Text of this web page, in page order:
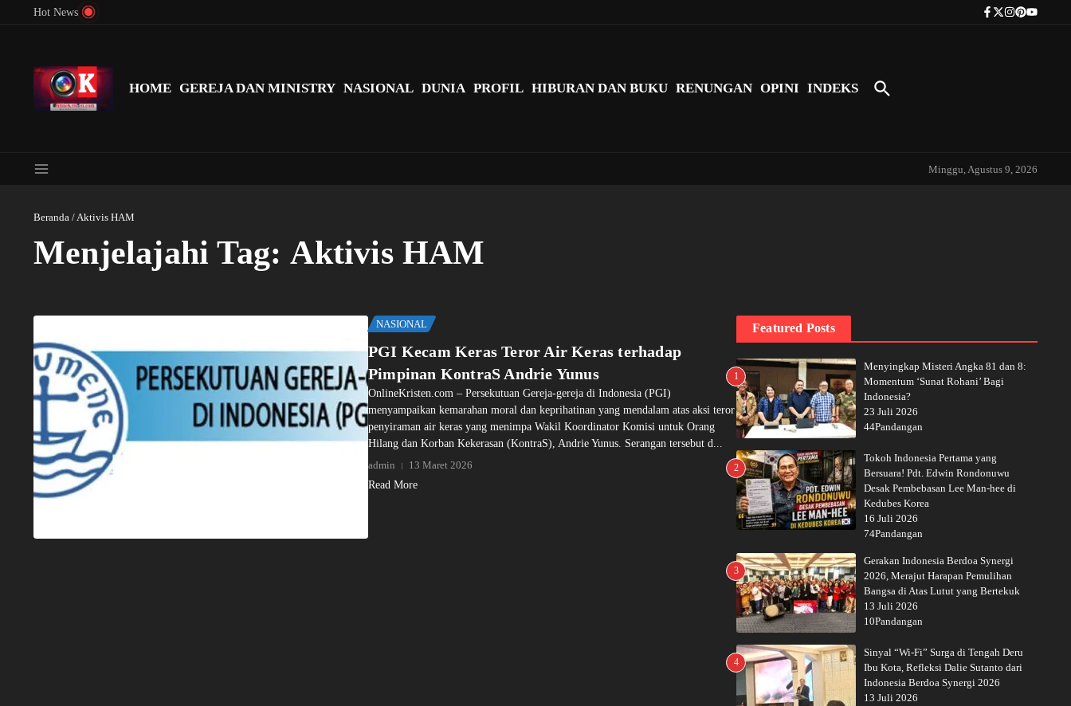
Lewati ke konten
Hot News Tokoh Indonesia Pertama yang
HOME GEREJA DAN MINISTRY NASIONAL DUNIA PROFIL HIBURAN DAN BUKU RENUNGAN OPINI INDEKS
Minggu, Agustus 9, 2026
Beranda /Aktivis HAM
Menjelajahi Tag: Aktivis HAM
NASIONAL
PGI Kecam Keras Teror Air Keras terhadap
Pimpinan KontraS Andrie Yunus
OnlineKristen.com – Persekutuan Gereja-gereja di Indonesia (PGI)
menyampaikan kemarahan moral dan keprihatinan yang mendalam atas aksi teror
penyiraman air keras yang menimpa Wakil Koordinator Komisi untuk Orang
Hilang dan Korban Kekerasan (KontraS), Andrie Yunus. Serangan tersebut d...
admin
13 Maret 2026
Read More
Featured Posts
1
Menyingkap Misteri Angka 81 dan 8:
Momentum ‘Sunat Rohani’ Bagi
Indonesia?
23 Juli 2026
44Pandangan
2
Tokoh Indonesia Pertama yang
Bersuara! Pdt. Edwin Rondonuwu
Desak Pembebasan Lee Man-hee di
Kedubes Korea
16 Juli 2026
74Pandangan
3
Gerakan Indonesia Berdoa Synergi
2026, Merajut Harapan Pemulihan
Bangsa di Atas Lutut yang Bertekuk
13 Juli 2026
10Pandangan
4
Sinyal “Wi-Fi” Surga di Tengah Deru
Ibu Kota, Refleksi Dalie Sutanto dari
Indonesia Berdoa Synergi 2026
13 Juli 2026